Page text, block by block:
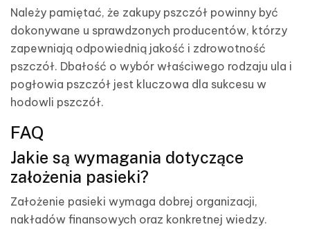
Należy pamiętać, że zakupy pszczół powinny być
dokonywane u sprawdzonych producentów, którzy
zapewniają odpowiednią jakość i zdrowotność
pszczół. Dbałość o wybór właściwego rodzaju ula i
pogłowia pszczół jest kluczowa dla sukcesu w
hodowli pszczół.
FAQ
Jakie są wymagania dotyczące
założenia pasieki?
Założenie pasieki wymaga dobrej organizacji,
nakładów finansowych oraz konkretnej wiedzy.